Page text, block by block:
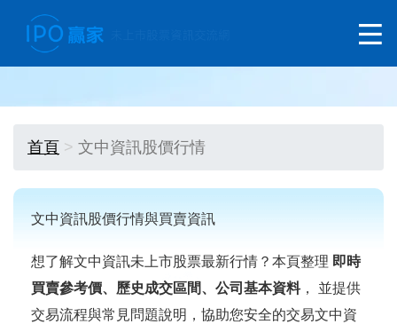
首頁 文中資訊股價行情
文中資訊股價行情與買賣資訊
想了解文中資訊未上市股票最新行情？本頁整理 即時
買賣參考價、歷史成交區間、公司基本資料， 並提供
交易流程與常見問題說明，協助您安全的交易文中資